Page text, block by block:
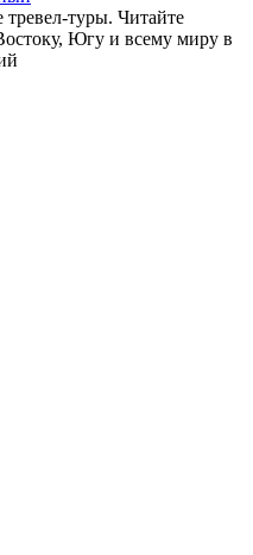
туры. Читайте
Югу и всему миру в